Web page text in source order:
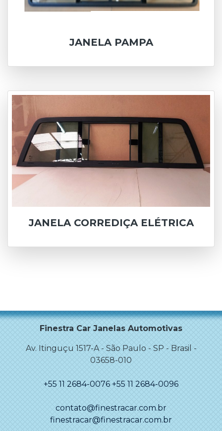
JANELA PAMPA
JANELA CORREDIÇA ELÉTRICA
Finestra Car Janelas Automotivas
Av. Itinguçu 1517-A-São Paulo-SP - Brasil-
03658-010
+55 11 2684-0076 +55 11 2684-0096
contato@finestracar.com.br
finestracar@finestracar.com.br